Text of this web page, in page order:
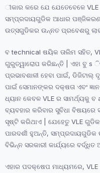
ୀକାର କରେ ଯେ ଯେତେବେଳେ
ସମ୍ପ୍ରଦାୟଗୁଡିକ ଆଧାର
ଉତ୍ସଗୁଡିକର ଉନ୍ନତ ପ୍ରବେଶରୁ
ବ technical ଷୟିକ ତାଲିମ ସହିତ,
ଗୁରୁତ୍ୱାରୋପ କରିଛନ୍ତି | ଏହା ବୁ s
ପ୍ରଭାବଶାଳୀ ହେବା ପାଇଁ,
ପାଇଁ ସେମାନଙ୍କର ଦକ୍ଷତା ଏବଂ
ଧ୍ୟାନ କେବଳ VLE ର ସାମର୍ଥ୍ୟକୁ ବ
ବ୍ୟବହାର କରିବାର ସୁବିଧା ବିଷୟରେ
ସୃଷ୍ଟି କରିଥାଏ | ଯେହେତୁ VLE
ପାରଦର୍ଶୀ ହୁଅନ୍ତି,
ବିଭିନ୍ନ ସରକାରୀ କାର୍ଯ୍ୟରେ
ଏହାର ପଦକ୍ଷେପ ମାଧ୍ୟମରେ, VLE